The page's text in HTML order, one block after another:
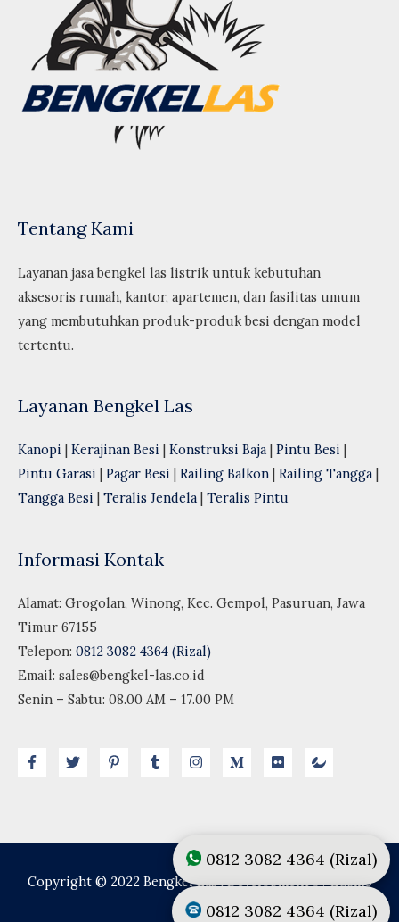
0812 3082 4364 (Rizal)
0812 3082 4364 (Rizal)
Tentang Kami
Layanan jasa bengkel las listrik untuk kebutuhan
aksesoris rumah, kantor, apartemen, dan fasilitas umum
yang membutuhkan produk-produk besi dengan model
tertentu.
Layanan Bengkel Las
Kanopi Kerajinan Besi Konstruksi Baja Pintu Besi
Pintu Garasi
Pagar Besi Railing Balkon Railing Tangga
Tangga Besi
Teralis Jendela Teralis Pintu
Informasi Kontak
Alamat: Grogolan, Winong, Kec. Gempol, Pasuruan, Jawa
Timur 67155
Telepon: 0812 3082 4364 (Rizal)
Email: sales@bengkel-las.co.id
Senin – Sabtu: 08.00 AM – 17.00 PM
Copyright © 2022 Bengkel Las| Development by Lusmo
Digital